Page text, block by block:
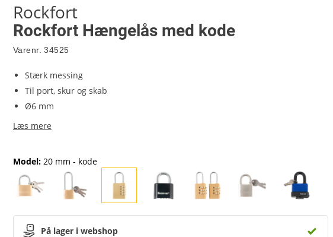
Rockfort
Rockfort Hængelås med kode
Varenr. 34525
Stærk messing
Til port, skur og skab
Ø6 mm
Læs mere
Model: 20 mm - kode
På lager i webshop